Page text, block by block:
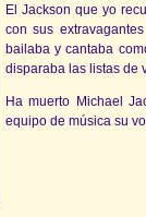
El Jackson que yo
con sus
bailaba y cantaba
disparaba las listas de
Ha muerto Michael
equipo de música su